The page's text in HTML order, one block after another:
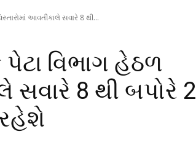
આવતીકાલે સવારે 8 થી...
વિભાગ હેઠળ
સવારે 8 થી બપોરે 2